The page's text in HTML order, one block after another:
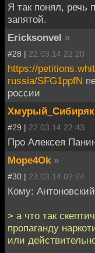
Я так понял, речь
запятой.
Ericksonvel »
#28 | 22.03.14 22:20
https://
russia/SFG1ppfN
россии
Хмурый_Сибиряк
#29 | 22.03.14 22:43
Про Алексея
Mope4Ok »
#30 | 23.03.14 02:24
Кому:
> а что так
пропаганду
или